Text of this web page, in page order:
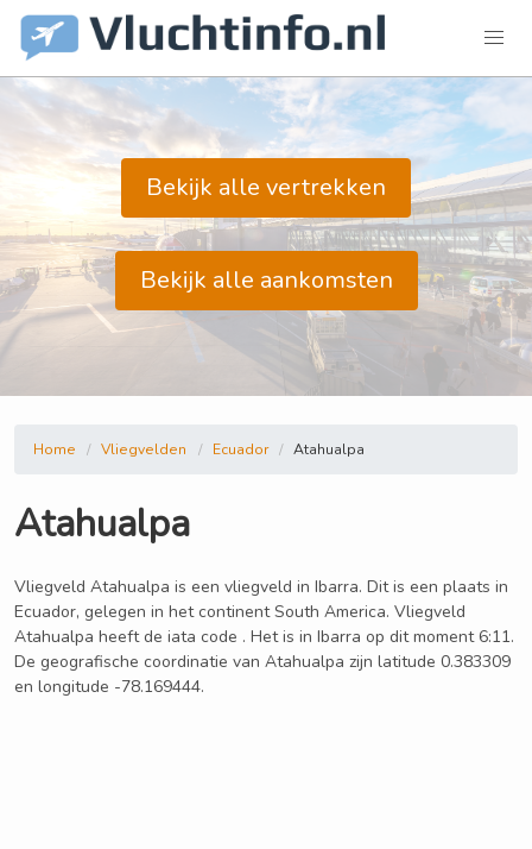
Bekijk alle vertrekken
Bekijk alle aankomsten
Home Vliegvelden Ecuador Atahualpa
Atahualpa
Vliegveld Atahualpa is een vliegveld in Ibarra. Dit is een plaats in
Ecuador, gelegen in het continent South America. Vliegveld
Atahualpa heeft de iata code . Het is in Ibarra op dit moment 6:11.
De geografische coordinatie van Atahualpa zijn latitude 0.383309
en longitude -78.169444.